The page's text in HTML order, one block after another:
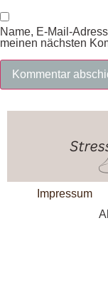
Name, E-Mail-
meinen nächsten
Impressum